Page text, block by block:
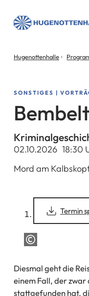
Neu
Isenburg
Hugenottenhalle
SONSTIGES |
02.10.2026 18:30
Mord am
Termin
(Öffnet
neuen
Tab)
Diesmal geht die
einem Fall, der
stattgefunden hat,